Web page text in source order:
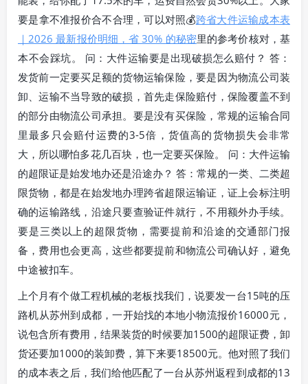
要是拿不准报价合不合理，可以对照💰跨省大件运输成本表
｜2026 最新报价明细，省 30% 的秘密里的参考价核对，基
本不会踩坑。 问：大件运输要是出现破损怎么赔付？ 答：
发货前一定要买足额的货物运输保险，要是因为物流公司装
卸、运输不当导致的破损，首先走保险赔付，保险覆盖不到
的部分由物流公司承担。要是没有买保险，常规的运输合同
里最多只会赔付运费的3-5倍，货值高的货物损失会非常
大，所以哪怕多花几百块，也一定要买保险。 问：大件运输
的超限证是始发地办还是沿途办？ 答：常规的一类、二类超
限货物，都是在始发地办理跨省超限运输证，证上会标注明
确的运输路线，沿途只要查验证件就行，不用额外办手续。
要是三类以上的超限货物，需要提前和沿途的交通部门报
备，费用也会更高，这些都要提前和物流公司确认好，避免
中途被扣车。
上个月有个做工程机械的老板找我们，说要发一台15吨的压
路机从苏州到成都，一开始找的本地小物流报价16000元，
说包含所有费用，结果装货的时候要加1500的超限证费，卸
货还要加1000的装卸费，算下来要18500元。他对照了我们
的成本表之后，我们给他匹配了一台从苏州返程到成都的13